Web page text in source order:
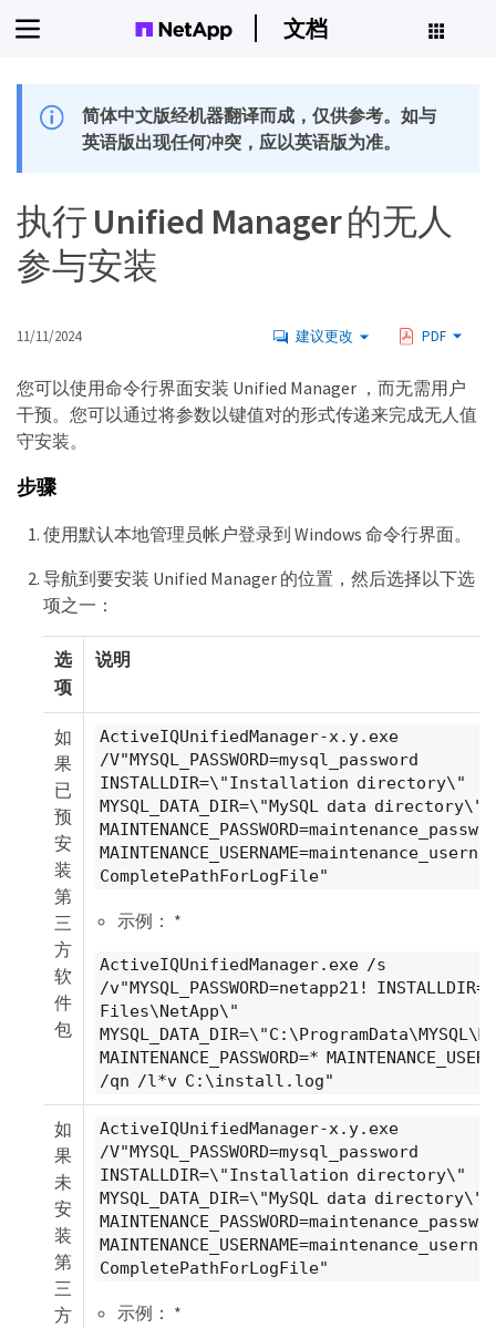
文档
简体中文版经机器翻译而成，仅供参考。如与
英语版出现任何冲突，应以英语版为准。
执行 Unified Manager 的无人
参与安装
11/11/2024 建议更改 PDF
您可以使用命令行界面安装 Unified Manager ，而无需用户
干预。您可以通过将参数以键值对的形式传递来完成无人值
守安装。
步骤
使用默认本地管理员帐户登录到 Windows 命令行界面。
导航到要安装 Unified Manager 的位置，然后选择以下选
项之一：
选
项
说明
如
果
已
预
安
装
第
三
方
软
件
包
ActiveIQUnifiedManager-x.y.exe
/V"MYSQL_PASSWORD=mysql_password
INSTALLDIR=\"Installation directory\"
MYSQL_DATA_DIR=\"MySQL data directory\"
CompletePathForLogFile"
示例： *
ActiveIQUnifiedManager.exe /s
/v"MYSQL_PASSWORD=netapp21!
Files\NetApp\"
MAINTENANCE_PASSWORD=*
/qn /l*v C:\install.log"
如
果
未
安
装
第
三
方
ActiveIQUnifiedManager-x.y.exe
/V"MYSQL_PASSWORD=mysql_password
INSTALLDIR=\"Installation directory\"
MYSQL_DATA_DIR=\"MySQL data directory\"
CompletePathForLogFile"
示例： *